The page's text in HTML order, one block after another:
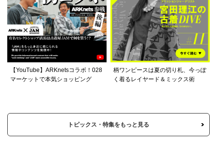
【YouTube】ARKnetsコラボ！028
マーケットで本気ショッピング
柄ワンピースは夏の切り札、今っぽ
く着るレイヤード＆ミックス術
トピックス・特集をもっと見る